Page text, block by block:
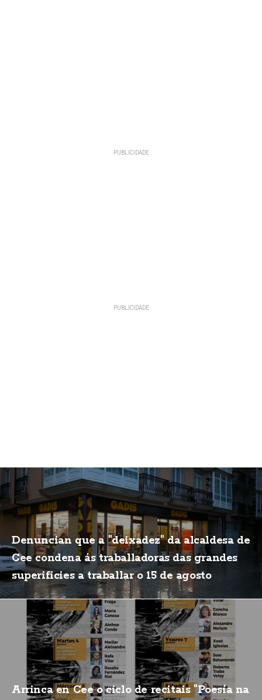
Denuncian que a "deixadez" da alcaldesa de
Cee condena ás traballadoras das grandes
superificies a traballar o 15 de agosto
Arrinca en Cee o ciclo de recitais "Poesía na